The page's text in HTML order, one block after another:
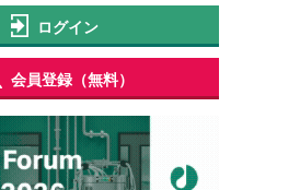
ログイン
会員登録（無料）